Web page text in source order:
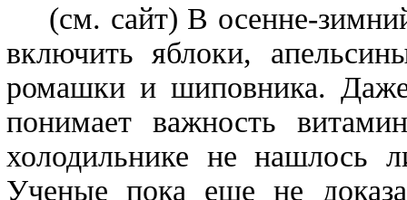
(см. сайт) В осенне-
включить яблоки,
ромашки и шиповника.
понимает важность
холодильнике не нашлось
Ученые пока еще не